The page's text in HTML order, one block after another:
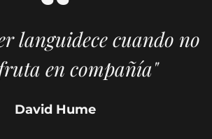
languidece cuando no
en compañía"
David Hume